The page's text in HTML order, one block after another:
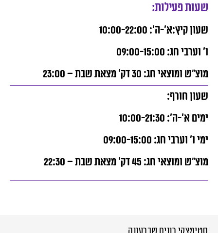
שעות פעילות:
שעון קיץ:א’-ה’: 10:00-22:00
ו’ וערבי חג: 09:00-15:00
מוצ”ש ומוצאי חג: 30 דק’ מצאת שבת – 23:00
שעון חורף:
ימים א’-ה’: 10:00-21:30
ימי ו’ וערבי חג: 09:00-15:00
מוצ”ש ומוצאי חג: 45 דק’ מצאת שבת – 22:30